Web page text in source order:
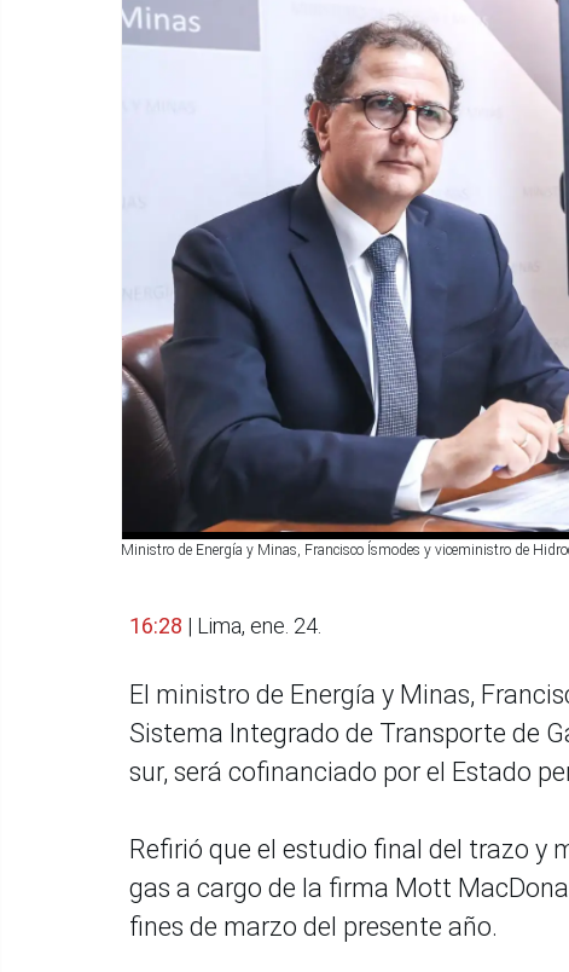
Ministro de Energía y Minas, Francisco Ísmodes y viceministro de
16:28 | Lima, ene. 24.
El ministro de Energía y Minas,
Sistema Integrado de Transporte de
sur, será cofinanciado por el Estado
Refirió que el estudio final del trazo y
gas a cargo de la firma Mott
fines de marzo del presente año.